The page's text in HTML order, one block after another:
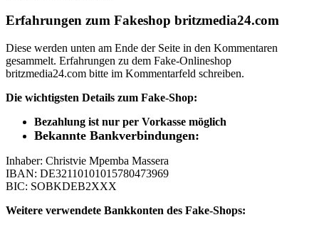
Erfahrungen zum Fakeshop britzmedia24.com
Diese werden unten am Ende der Seite in den Kommentaren
gesammelt. Erfahrungen zu dem Fake-Onlineshop
britzmedia24.com bitte im Kommentarfeld schreiben.
Die wichtigsten Details zum Fake-Shop:
Bezahlung ist nur per Vorkasse möglich
Bekannte Bankverbindungen:
Inhaber: Christvie Mpemba Massera
IBAN: DE32110101015780473969
BIC: SOBKDEB2XXX
Weitere verwendete Bankkonten des Fake-Shops: